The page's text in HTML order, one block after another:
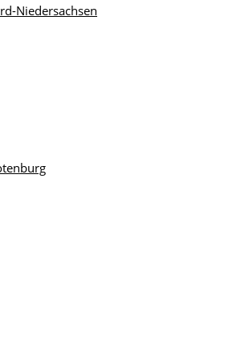
Niedersachsen